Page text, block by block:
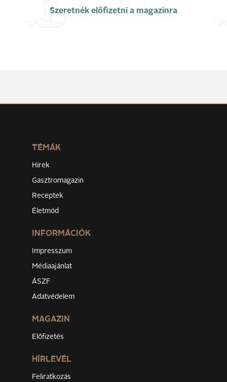
Szeretnék előfizetni a magazinra
TÉMÁK
Hírek
Gasztromagazin
Receptek
Életmód
INFORMÁCIÓK
Impresszum
Médiaajánlat
ÁSZF
Adatvédelem
MAGAZIN
Előfizetés
HÍRLEVÉL
Feliratkozás